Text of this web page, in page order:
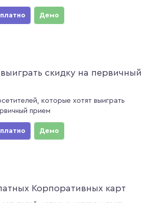
Демо
скидку на первичный
которые хотят выиграть
прием
Демо
Корпоративных карт